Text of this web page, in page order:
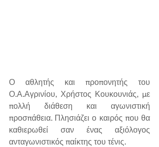
Ο αθλητής και προπονητής του
Ο.Α.Αγρινίου, Χρήστος Κουκουνιάς, με
πολλή διάθεση και αγωνιστική
προσπάθεια. Πλησιάζει ο καιρός που θα
καθιερωθεί σαν ένας αξιόλογος
ανταγωνιστικός παίκτης του τένις.